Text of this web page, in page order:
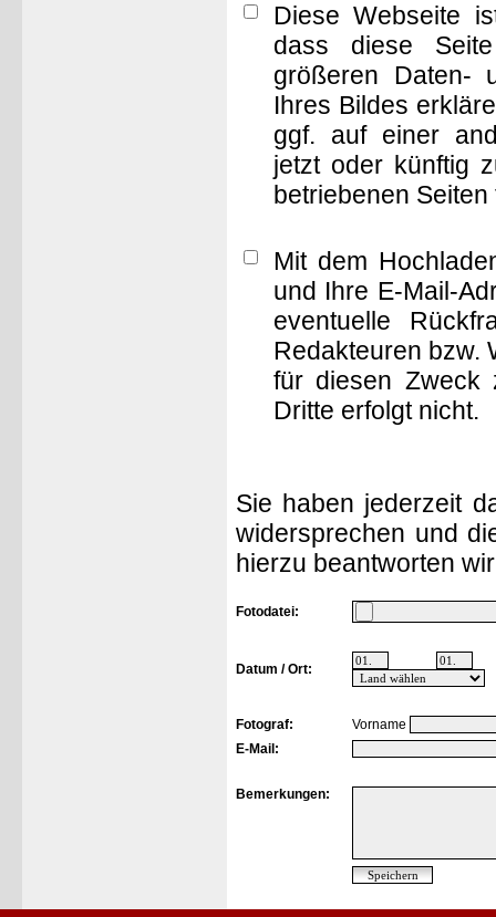
Diese Webseite
dass diese
größeren Daten-
Ihres Bildes
ggf. auf einer
jetzt oder künftig
betriebenen
Mit dem
und Ihre E-Mail-
eventuelle
Redakteuren bzw.
für diesen Zweck
Dritte erfolgt nicht.
Sie haben jederzeit
widersprechen und
hierzu beantworten
Fotodatei:
Datum / Ort:
Fotograf:
Vorname
E-Mail:
Bemerkungen: